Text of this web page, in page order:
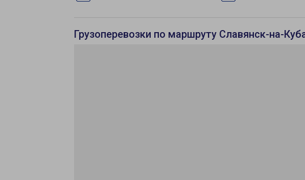
Грузоперевозки по маршруту Славянск-на-